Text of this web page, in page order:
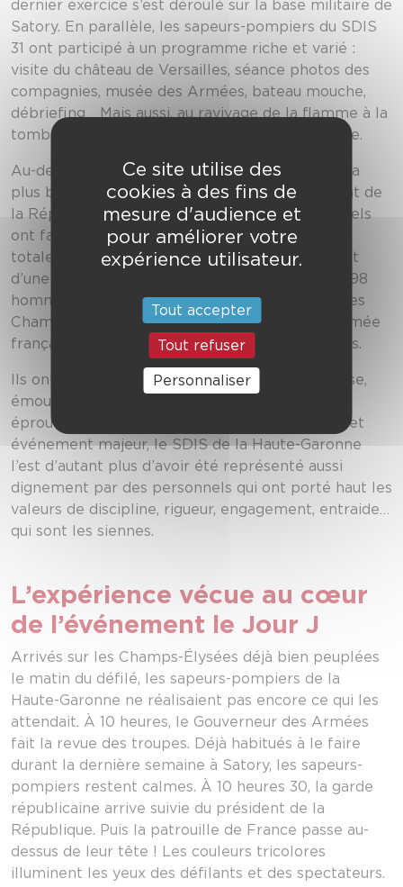
dernier exercice s’est déroulé sur la base militaire de
Satory. En parallèle, les sapeurs-pompiers du SDIS
31 ont participé à un programme riche et varié :
visite du château de Versailles, séance photos des
compagnies, musée des Armées, bateau mouche,
débriefing… Mais aussi, au ravivage de la flamme à la
tombe du soldat inconnu sous l’Arc de Triomphe.
Au-delà de la fierté personnelle de défiler sur la
plus belle avenue du monde devant le Président de
la République et la Nation entière, ces personnels
ont fait preuve à travers cette démarche
totalement volontaire, de ténacité, de rigueur et
d’une grande motivation. Ils font partie des 4 298
hommes et femmes à pied à avoir paradé sur les
Champs-Élysées en présence des élites de l’armée
française et des régiments de militaires français.
Ils ont vécu une expérience riche, unique, intense,
émouvante mais aussi difficile, épuisante et
éprouvante. S’ils sont fiers d’avoir participé à cet
événement majeur, le SDIS de la Haute-Garonne
l’est d’autant plus d’avoir été représenté aussi
dignement par des personnels qui ont porté haut les
valeurs de discipline, rigueur, engagement, entraide…
qui sont les siennes.
L’expérience vécue au cœur
de l’événement le Jour J
Arrivés sur les Champs-Élysées déjà bien peuplées
le matin du défilé, les sapeurs-pompiers de la
Haute-Garonne ne réalisaient pas encore ce qui les
attendait. À 10 heures, le Gouverneur des Armées
fait la revue des troupes. Déjà habitués à le faire
durant la dernière semaine à Satory, les sapeurs-
pompiers restent calmes. À 10 heures 30, la garde
républicaine arrive suivie du président de la
République. Puis la patrouille de France passe au-
dessus de leur tête ! Les couleurs tricolores
illuminent les yeux des défilants et des spectateurs.
Ce site utilise des
cookies à des fins de
mesure d'audience et
pour améliorer votre
expérience utilisateur.
Tout accepter
Tout refuser
Personnaliser